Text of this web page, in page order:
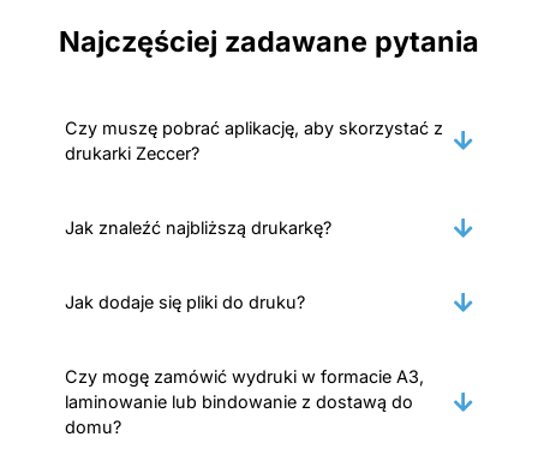
Najczęściej zadawane pytania
Czy muszę pobrać aplikację, aby skorzystać z
drukarki Zeccer?
Jak znaleźć najbliższą drukarkę?
Jak dodaje się pliki do druku?
Czy mogę zamówić wydruki w formacie A3,
laminowanie lub bindowanie z dostawą do
domu?